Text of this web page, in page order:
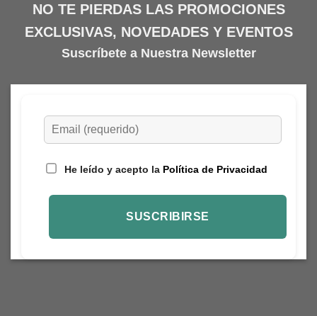
NO TE PIERDAS LAS PROMOCIONES
EXCLUSIVAS, NOVEDADES Y EVENTOS
Suscríbete a Nuestra Newsletter
He leído y acepto la Política de Privacidad